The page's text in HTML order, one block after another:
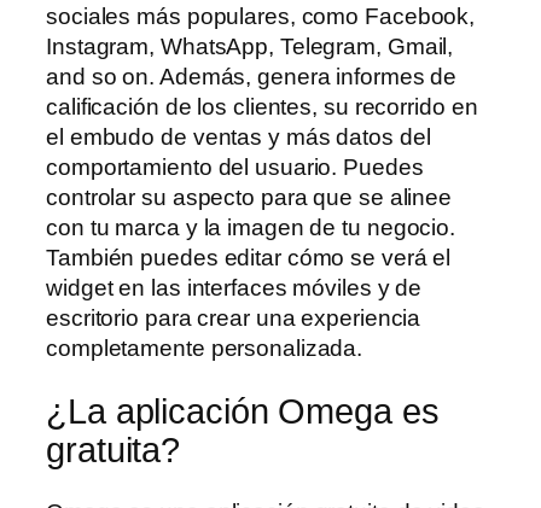
sociales más populares, como Facebook,
Instagram, WhatsApp, Telegram, Gmail,
and so on. Además, genera informes de
calificación de los clientes, su recorrido en
el embudo de ventas y más datos del
comportamiento del usuario. Puedes
controlar su aspecto para que se alinee
con tu marca y la imagen de tu negocio.
También puedes editar cómo se verá el
widget en las interfaces móviles y de
escritorio para crear una experiencia
completamente personalizada.
¿La aplicación Omega es
gratuita?